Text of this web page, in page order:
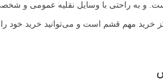
و به راحتی با وسایل نقلیه عمومی و
مهم قشم است و می‌توانید خرید خود را با